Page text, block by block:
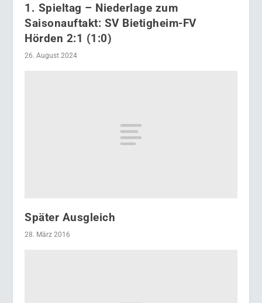
1. Spieltag – Niederlage zum
Saisonauftakt: SV Bietigheim-FV
Hörden 2:1 (1:0)
26. August 2024
Später Ausgleich
28. März 2016